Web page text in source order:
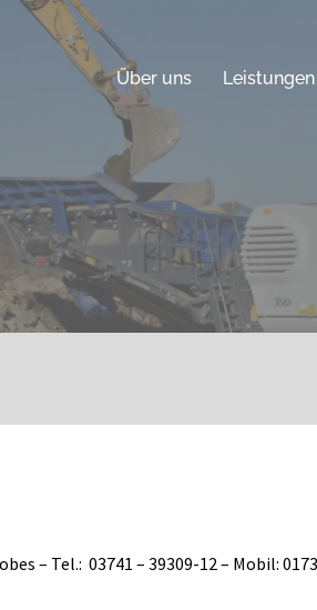
Über uns Leistungen
– Tel.: 03741 – 39309-12 – Mobil: